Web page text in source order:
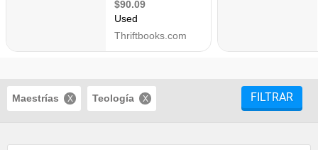
Maestrías Teología FILTRAR